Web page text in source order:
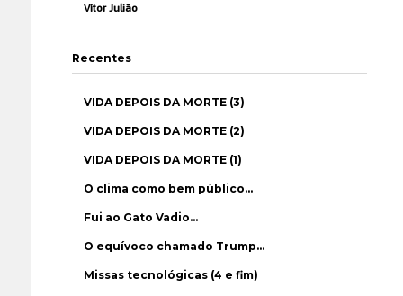
Vítor Julião
Recentes
VIDA DEPOIS DA MORTE (3)
VIDA DEPOIS DA MORTE (2)
VIDA DEPOIS DA MORTE (1)
O clima como bem público…
Fui ao Gato Vadio…
O equívoco chamado Trump…
Missas tecnológicas (4 e fim)